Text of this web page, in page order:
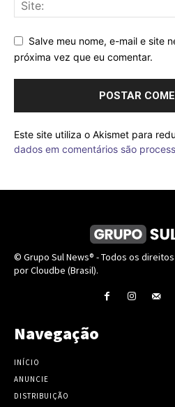
Salve meu nome, e-mail e site
próxima vez que eu comentar.
Este site utiliza o Akismet para
dados em comentários são
© Grupo Sul News® - Todos os
por Cloudbe (Brasil).
Navegação
INÍCIO
ANUNCIE
DISTRIBUIÇÃO